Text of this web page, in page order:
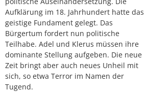
Aufklärung im 18. Jahrhundert hatte das
geistige Fundament gelegt. Das
Bürgertum fordert nun politische
Teilhabe. Adel und Klerus müssen ihre
dominante Stellung aufgeben. Die neue
Zeit bringt aber auch neues Unheil mit
sich, so etwa Terror im Namen der
Tugend.